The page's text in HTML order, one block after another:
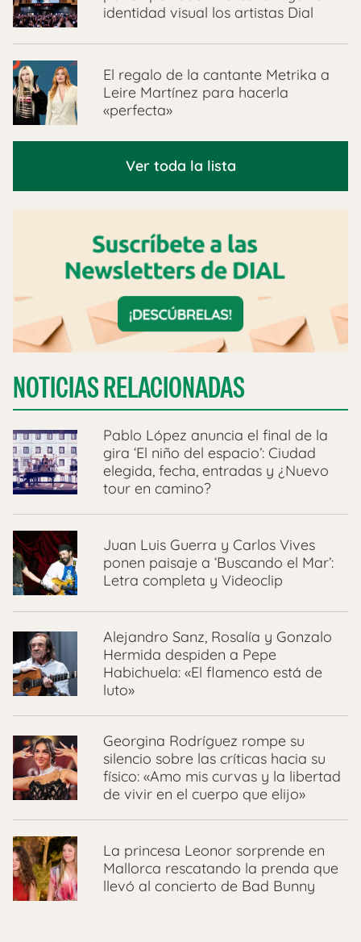
identidad visual los artistas Dial
El regalo de la cantante Metrika a
Leire Martínez para hacerla
«perfecta»
Ver toda la lista
NOTICIAS RELACIONADAS
Pablo López anuncia el final de la
gira ‘El niño del espacio’: Ciudad
elegida, fecha, entradas y ¿Nuevo
tour en camino?
Juan Luis Guerra y Carlos Vives
ponen paisaje a ‘Buscando el Mar’:
Letra completa y Videoclip
Alejandro Sanz, Rosalía y Gonzalo
Hermida despiden a Pepe
Habichuela: «El flamenco está de
luto»
Georgina Rodríguez rompe su
silencio sobre las críticas hacia su
físico: «Amo mis curvas y la libertad
de vivir en el cuerpo que elijo»
La princesa Leonor sorprende en
Mallorca rescatando la prenda que
llevó al concierto de Bad Bunny